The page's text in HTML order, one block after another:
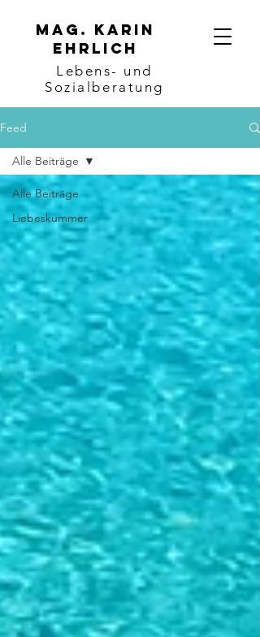
Mag. karin
ehrlich
Lebens- und
Sozialberatung
Feed
Alle Beiträge
Liebeskummer
Alle Beiträge